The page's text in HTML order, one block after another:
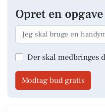
Opret en opgave
Der skal medbringes
Modtag bud gratis